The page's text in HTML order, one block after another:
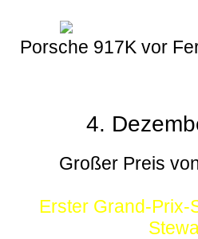
Porsche 917K vor
4.
Großer Preis
Erster Grand-Prix-